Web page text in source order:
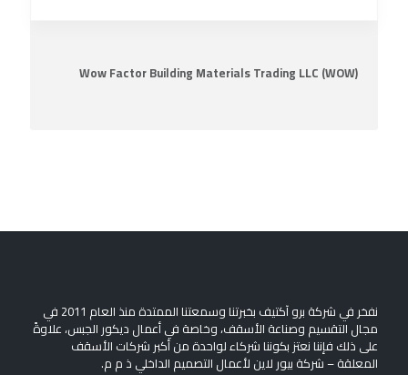
Wow Factor Building Materials Trading LLC (WOW)
نفخر في شركة برو آكتيف بخبرتنا وسمعتنا الممتدة منذ العام 2011 في
مجال التقسيم وصناعة الأسقف، وخاصة في أعمال ديكور الجبس، علاوةً
على ذلك فإننا نعتز بكوننا شركاء لواحدة من أكبر شركات الأسقف
المعلقة – شركة بيور لاين لأعمال التصميم الداخلي ذ م م.